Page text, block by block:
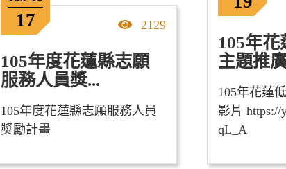
105年
主題推
105年花蓮
影片 https://
qL_A
17 點擊率
2129
105年度花蓮縣志願
服務人員獎...
105年度花蓮縣志願服務人員
獎勵計畫